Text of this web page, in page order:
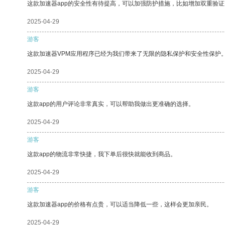
这款加速器app的安全性有待提高，可以加强防护措施，比如增加双重验
2025-04-29
游客
这款加速器VPM应用程序已经为我们带来了无限的隐私保护和安全性保护
2025-04-29
游客
这款app的用户评论非常真实，可以帮助我做出更准确的选择。
2025-04-29
游客
这款app的物流非常快捷，我下单后很快就能收到商品。
2025-04-29
游客
这款加速器app的价格有点贵，可以适当降低一些，这样会更加亲民。
2025-04-29